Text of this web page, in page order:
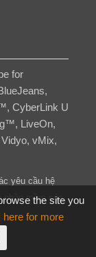
for
CyberLink U
LiveOn,
vMix,
yêu cầu hệ
phần mềm của
the site you
here for more